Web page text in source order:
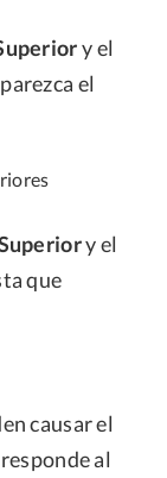
y el
el
y el
que
causar el
al